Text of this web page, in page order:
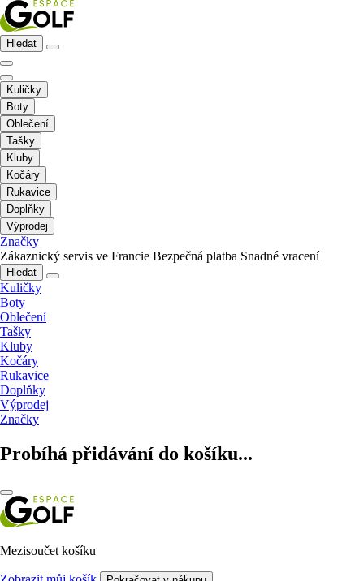
Hledat
Kuličky
Boty
Oblečení
Tašky
Kluby
Kočáry
Rukavice
Doplňky
Výprodej
Značky
Zákaznický servis ve Francie Bezpečná platba Snadné vracení
Hledat
Kuličky
Boty
Oblečení
Tašky
Kluby
Kočáry
Rukavice
Doplňky
Výprodej
Značky
Probíhá přidávání do košíku...
Mezisoučet košíku